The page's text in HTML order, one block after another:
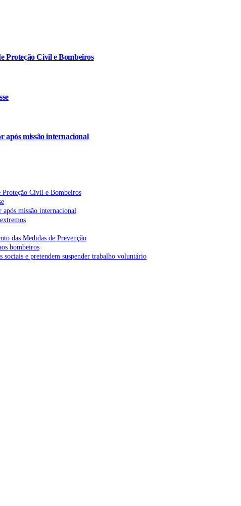
Proteção Civil e Bombeiros
após missão internacional
Proteção Civil e Bombeiros
missão internacional
das Medidas de Prevenção
bombeiros
e pretendem suspender trabalho voluntário